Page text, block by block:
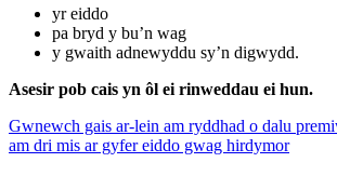
yr eiddo
pa bryd y bu’n wag
y gwaith adnewyddu sy’n digwydd.
Asesir pob cais yn ôl ei rinweddau ei hun.
Gwnewch gais ar-lein am ryddhad o dalu
am dri mis ar gyfer eiddo gwag hirdymor